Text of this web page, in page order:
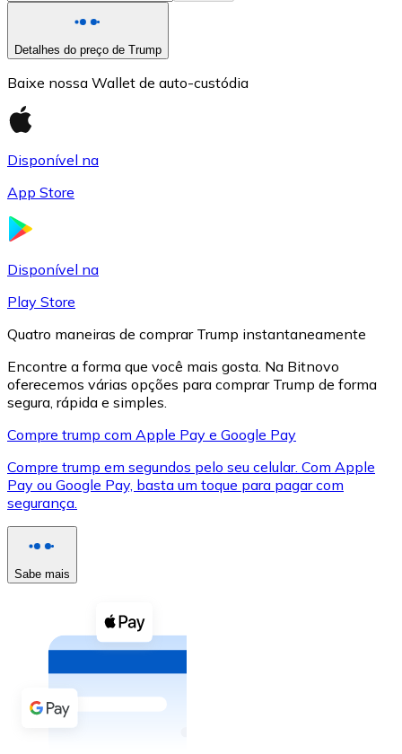
XRP
XRP
Ver tudo
Cupons cripto
Compre criptomoedas com dinheiro e outros
Comprar com dinheiro
Transferência SEPA
Detalhes do preço de Trump
Baixe nossa Wallet de auto-custódia
Disponível na
App Store
Disponível na
Play Store
Quatro maneiras de comprar Trump instantaneamente
Encontre a forma que você mais gosta. Na Bitnovo
oferecemos várias opções para comprar Trump de forma
segura, rápida e simples.
Compre trump com Apple Pay e Google Pay
Compre trump em segundos pelo seu celular. Com Apple
Pay ou Google Pay, basta um toque para pagar com
segurança.
Sabe mais